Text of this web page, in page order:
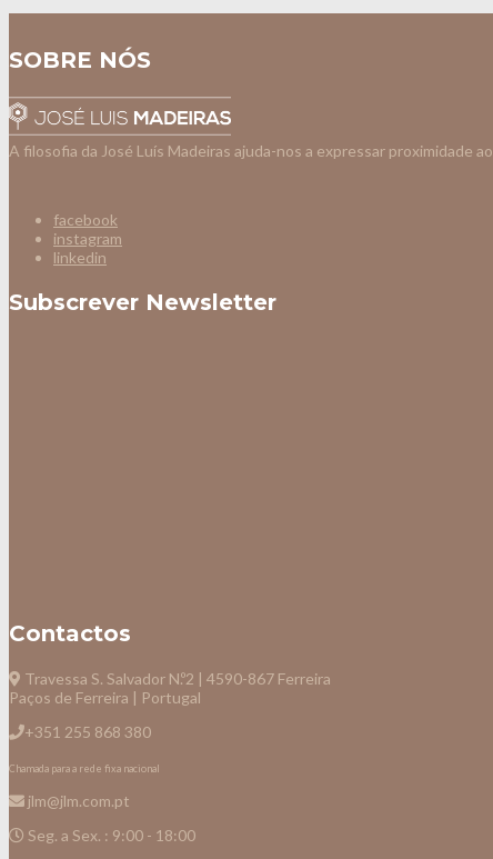
SOBRE NÓS
A filosofia da José Luís Madeiras ajuda-nos a expressar proximidade
facebook
instagram
linkedin
Subscrever Newsletter
Contactos
Travessa S. Salvador N.º2 | 4590-867 Ferreira
Paços de Ferreira | Portugal
+351 255 868 380
Chamada para a rede fixa nacional
jlm@jlm.com.pt
Seg. a Sex. : 9:00 - 18:00